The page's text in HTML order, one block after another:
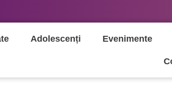
Adolescenți Evenimente